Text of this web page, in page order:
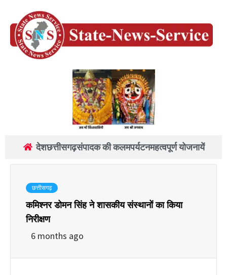
देशछत्तीसगढ़संपादक की कलमपर्यटनमहत्वपूर्ण योजनायें
छत्तीसगढ़
कमिश्नर डोमन सिंह ने शासकीय संस्थानों का किया
निरीक्षण
6 months ago